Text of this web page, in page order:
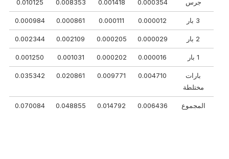
جرس 0.000354
0.001418
0.008353
0.010125
0.000012
0.000111
0.000861
0.000984
0.000029
0.000205
0.002109
0.002344
0.000016
0.000202
0.001031
0.001250
بارات
مختلطة
0.004710
0.009771
0.020861
0.035342
المجموع 0.006436
0.014792
0.048855
0.070084